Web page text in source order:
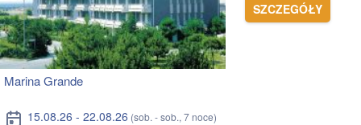
SZCZEGÓŁY
Marina Grande
15.08.26 - 22.08.26 (sob. - sob., 7 noce)